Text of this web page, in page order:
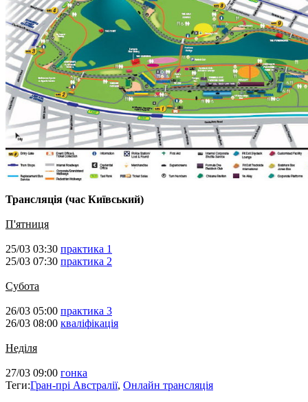
Трансляція (час Київський)
П'ятниця
25/03 03:30 практика 1
25/03 07:30 практика 2
Субота
26/03 05:00 практика 3
26/03 08:00 кваліфікація
Неділя
27/03 09:00 гонка
Теги:Гран-прі Австралії, Онлайн трансляція